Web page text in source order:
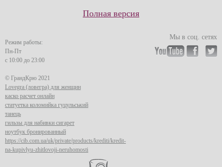
Полная версия
Режим работы:
Пн-Пт
с 10:00 до 23:00
© ГрандКрю 2021
Lovegra (ловегра) для женщин
каско расчет онлайн
статуетка коломийка гуцульський
танець
гильзы для набивки сигарет
ноутбук бронированный
https://cib.com.ua/uk/private/products/krediti/kredit-
na-kupivlyu-zhitlovoji-neruhomosti
Мы в соц. сетях